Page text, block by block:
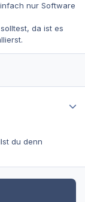
nur Software
da ist es
du denn